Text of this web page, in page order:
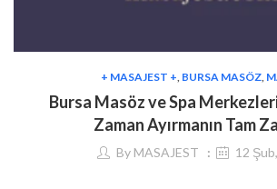
+ MASAJEST + BURSA MASÖZ,
Bursa Masöz ve Spa
Zaman Ayırmanın Tam
By MASAJEST 12